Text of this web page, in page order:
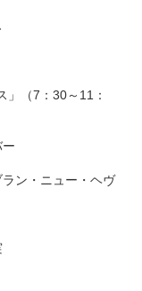
」（7：30～11：
ン・ニュー・ヘヴ